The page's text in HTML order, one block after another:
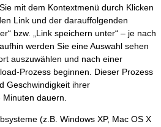
mit dem Kontextmenü durch Klicken
Link und der darauffolgenden
bzw. „Link speichern unter“ – je nach
werden Sie eine Auswahl sehen
auszuwählen und nach einer
Prozess beginnen. Dieser Prozess
Geschwindigkeit ihrer
dauern.
(z.B. Windows XP, Mac OS X